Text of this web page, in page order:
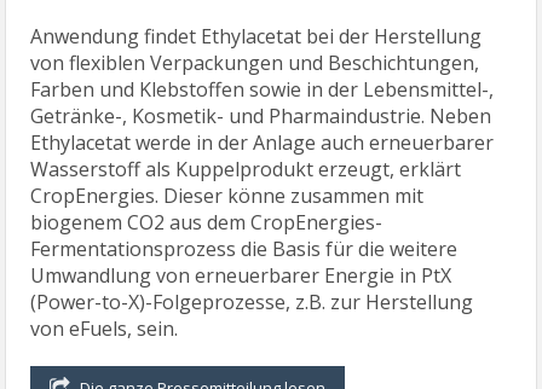
Anwendung findet Ethylacetat bei der Herstellung
von flexiblen Verpackungen und Beschichtungen,
Farben und Klebstoffen sowie in der Lebensmittel-,
Getränke-, Kosmetik- und Pharmaindustrie. Neben
Ethylacetat werde in der Anlage auch erneuerbarer
Wasserstoff als Kuppelprodukt erzeugt, erklärt
CropEnergies. Dieser könne zusammen mit
biogenem CO2 aus dem CropEnergies-
Fermentationsprozess die Basis für die weitere
Umwandlung von erneuerbarer Energie in PtX
(Power-to-X)-Folgeprozesse, z.B. zur Herstellung
von eFuels, sein.